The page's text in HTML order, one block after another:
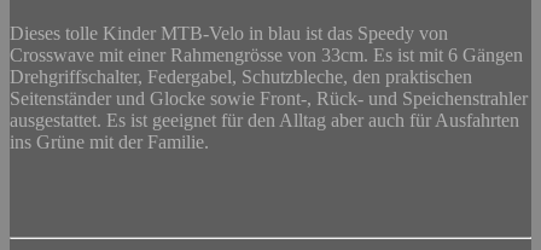
Dieses tolle Kinder MTB-Velo in blau ist das Speedy von
Crosswave mit einer Rahmengrösse von 33cm. Es ist mit 6 Gängen
Drehgriffschalter, Federgabel, Schutzbleche, den praktischen
Seitenständer und Glocke sowie Front-, Rück- und Speichenstrahler
ausgestattet. Es ist geeignet für den Alltag aber auch für Ausfahrten
ins Grüne mit der Familie.